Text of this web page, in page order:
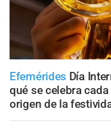
Efemérides Día
qué se celebra
origen de la